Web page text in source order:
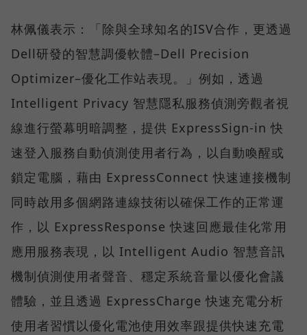
林佩儀表示：「除與全球知名的ISV合作，更透過
Dell研發的智慧調優軟體–Dell Precision
Optimizer–優化工作站表現。」例如，透過
Intelligent Privacy 智慧隱私服務偵測旁觀者視
線進行螢幕明暗調整，提供 ExpressSign-in 快
速登入服務自動偵測使用者行為，以自動喚醒或
鎖定電腦，藉由 ExpressConnect 快速連接機制
同時啟用多個網路連線技術以確保工作的正常運
作，以 ExpressResponse 快速回應最佳化常用
應用服務表現，以 Intelligent Audio 智慧音訊
機制偵測使用者聲音、穩定系統音量以優化會議
體驗，並且透過 ExpressCharge 快速充電分析
使用者習慣以優化電池使用效率跟提供快速充電